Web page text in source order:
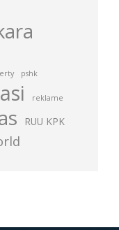
pshk
reklame
RUU KPK